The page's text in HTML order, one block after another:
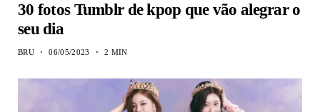
30 fotos Tumblr de kpop que vão alegrar o
seu dia
BRU 06/05/2023 2 MIN